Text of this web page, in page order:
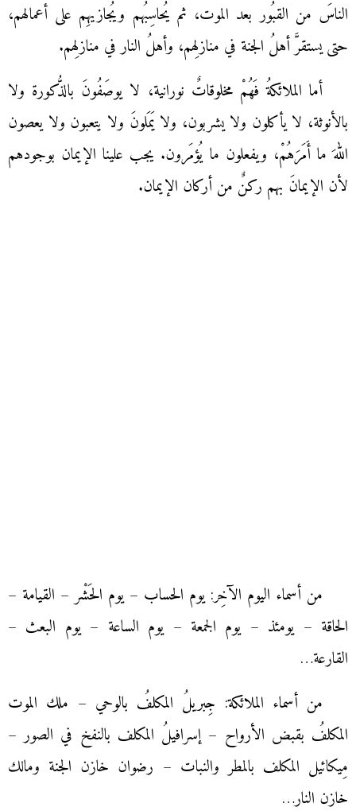
الناسَ من القبُور بعد الموت، ثم يُحاسِبُهم ويُجازيهِم على أعمالهم،
حتى يستقرَّ أهلُ الجنة في منازلِهم، وأهلُ النار في منازلِهم.
أما الملائكةُ فَهُمْ مخلوقاتٌ نورانية، لا يوصَفُونَ بالذُّكورة ولا
بالأنوثة، لا يأكلون ولا يشربون، ولا يَمَلونَ ولا يتعبون ولا يعصون
اللهَ ما أَمَرَهُمْ، ويفعلون ما يُؤمَرون. يجب علينا الإيمان بوجودهم
لأن الإيمانَ بهم ركنٌ من أركان الإيمان.
من أسماء اليوم الآخِر: يوم الحساب – يوم الحَشْر – القيامة –
الحاقة – يومئذ – يوم الجمعة – يوم الساعة – يوم البعث –
القارعة…
من أسماء الملائكة: جِبريلُ المكلفُ بالوحي – ملك الموت
المكلفُ بقبض الأرواح – إسرافيلُ المكلف بالنفخ في الصور –
مِيكائيل المكلف بالمطر والنبات – رضوان خازن الجنة ومالك
خازن النار…